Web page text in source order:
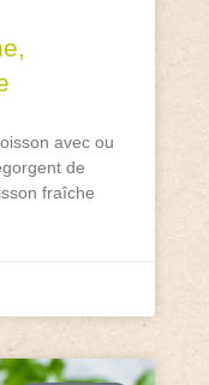
avec ou
de
fraîche